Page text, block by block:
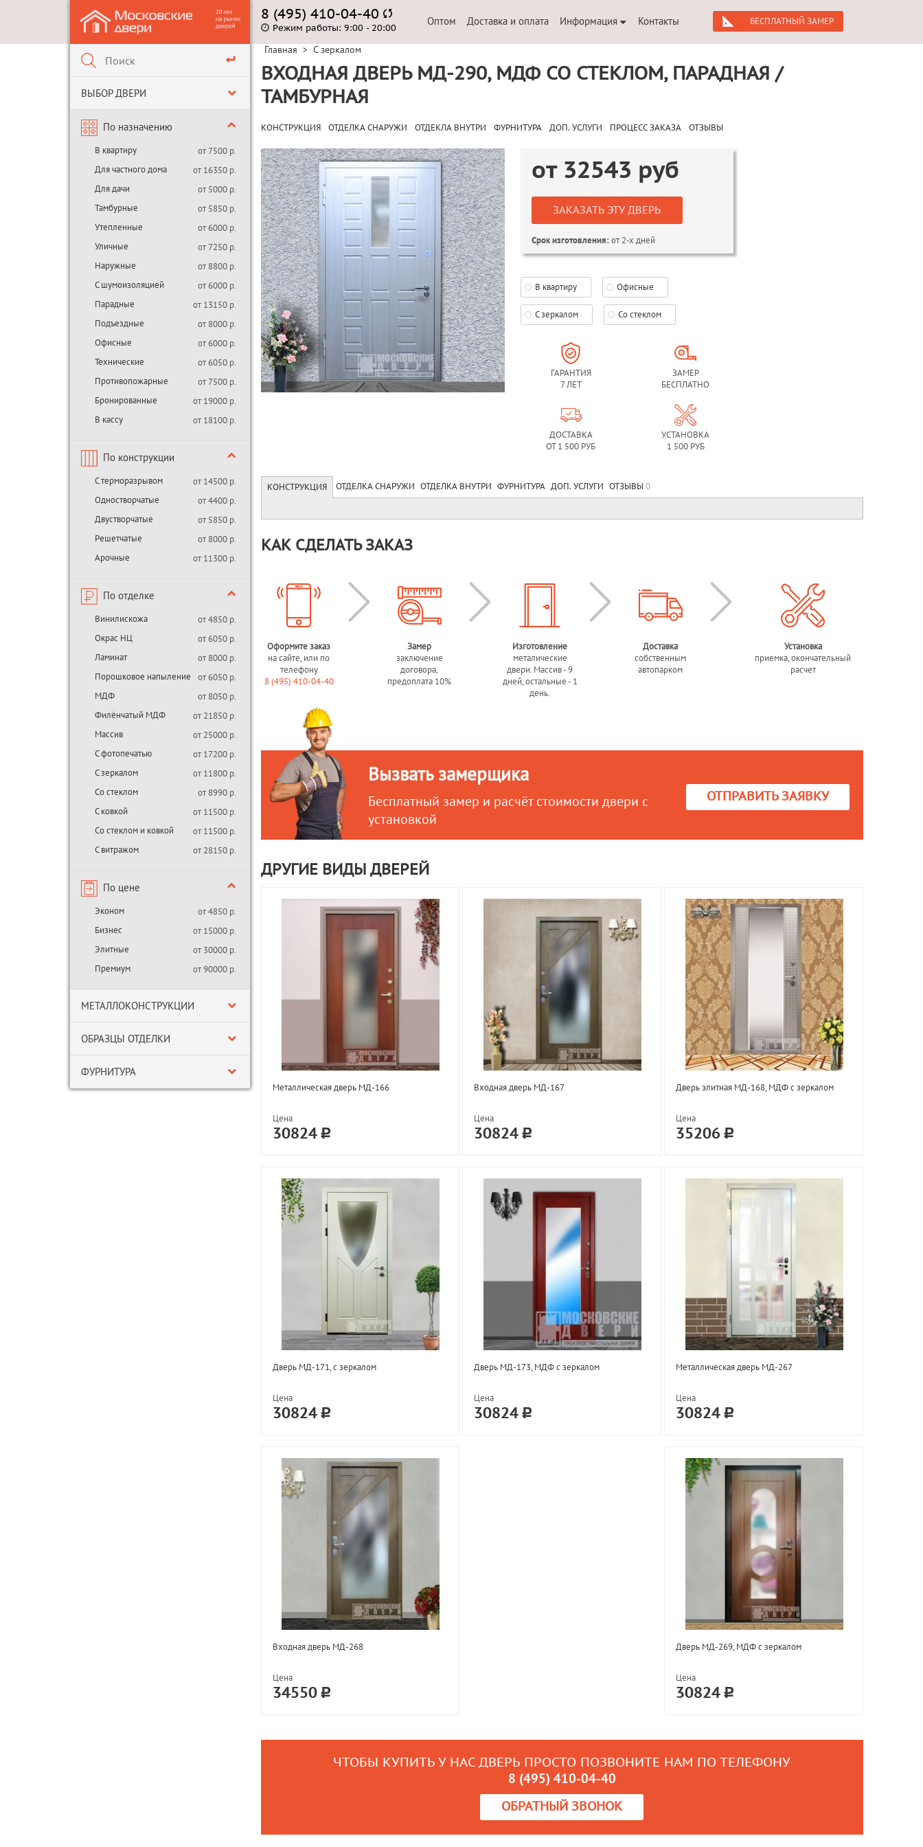
ВЫБОР ДВЕРИ
По назначению
В квартиру
от 7500 р.
Для частного дома
от 16350 р.
Для дачи
от 5000 р.
Тамбурные
от 5850 р.
Утепленные
от 6000 р.
Уличные
от 7250 р.
Наружные
от 8800 р.
С шумоизоляцией
от 6000 р.
Парадные
от 13150 р.
Подъездные
от 8000 р.
Офисные
от 6000 р.
Технические
от 6050 р.
Противопожарные
от 7500 р.
Бронированные
от 19000 р.
В кассу
от 18100 р.
По конструкции
С терморазрывом
от 14500 р.
Одностворчатые
от 4400 р.
Двустворчатые
от 5850 р.
Решетчатые
от 8000 р.
Арочные
от 11300 р.
По отделке
Винилискожа
от 4850 р.
Окрас НЦ
от 6050 р.
Ламинат
от 8000 р.
Порошковое напыление
от 6050 р.
МДФ
от 8050 р.
Филёнчатый МДФ
от 21850 р.
Массив
от 25000 р.
С фотопечатью
от 17200 р.
С зеркалом
от 11800 р.
Со стеклом
от 8990 р.
С ковкой
от 11500 р.
Со стеклом и ковкой
от 11500 р.
С витражом
от 28150 р.
По цене
Эконом
от 4850 р.
Бизнес
от 15000 р.
Элитные
от 30000 р.
Премиум
от 90000 р.
МЕТАЛЛОКОНСТРУКЦИИ
ОБРАЗЦЫ ОТДЕЛКИ
ФУРНИТУРА
8 (495) 410-04-40
Режим работы: 9:00 - 20:00
Оптом Доставка и оплата Информация Контакты БЕСПЛАТНЫЙ ЗАМЕР
Главная > С зеркалом
ВХОДНАЯ ДВЕРЬ МД-290, МДФ СО СТЕКЛОМ, ПАРАДНАЯ /
ТАМБУРНАЯ
КОНСТРУКЦИЯ ОТДЕЛКА СНАРУЖИ ОТДЕКЛА ВНУТРИ ФУРНИТУРА ДОП. УСЛУГИ ПРОЦЕСС ЗАКАЗА ОТЗЫВЫ
от 32543 руб
ЗАКАЗАТЬ ЭТУ ДВЕРЬ
Срок изготовления:от 2-х дней
В квартиру Офисные
С зеркалом Со стеклом
ГАРАНТИЯ
7 ЛЕТ
ЗАМЕР
БЕСПЛАТНО
ДОСТАВКА
ОТ 1 500 РУБ
УСТАНОВКА
1 500 РУБ
КОНСТРУКЦИЯ ОТДЕЛКА СНАРУЖИ ОТДЕЛКА ВНУТРИ ФУРНИТУРА ДОП. УСЛУГИ ОТЗЫВЫ 0
КАК СДЕЛАТЬ ЗАКАЗ
Оформите заказ
на сайте, или по
телефону
8 (495) 410-04-40
Замер
заключение
договора,
предоплата 10%
Изготовление
металические
двери. Массив - 9
дней, остальные - 1
день.
Доставка
собственным
автопарком
Установка
приемка, окончательный
расчет
Вызвать замерщика
Бесплатный замер и расчёт стоимости двери с
установкой
ОТПРАВИТЬ ЗАЯВКУ
ДРУГИЕ ВИДЫ ДВЕРЕЙ
Металлическая дверь МД-166
Цена
30824
Входная дверь МД-167
Цена
30824
Дверь элитная МД-168, МДФ с зеркалом
Цена
35206
Дверь МД-171, с зеркалом
Цена
30824
Дверь МД-173, МДФ с зеркалом
Цена
30824
Металлическая дверь МД-267
Цена
30824
Входная дверь МД-268
Цена
34550
Дверь МД-269, МДФ с зеркалом
Цена
30824
ЧТОБЫ КУПИТЬ У НАС ДВЕРЬ ПРОСТО ПОЗВОНИТЕ НАМ ПО ТЕЛЕФОНУ
8 (495) 410-04-40
ОБРАТНЫЙ ЗВОНОК